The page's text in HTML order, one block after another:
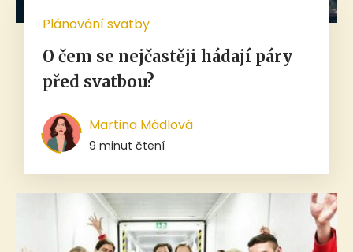
Plánování svatby
O čem se nejčastěji hádají páry
před svatbou?
Martina Mádlová
9 minut čtení